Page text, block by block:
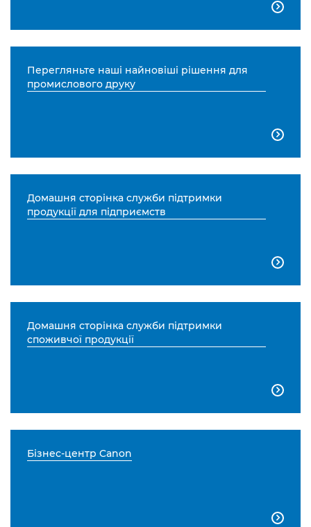

Перегляньте наші найновіші рішення для
промислового друку

Домашня сторінка служби підтримки
продукції для підприємств

Домашня сторінка служби підтримки
споживчої продукції

Бізнес-центр Canon
